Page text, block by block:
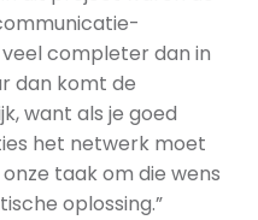
completer dan in
dan komt de
want als je goed
het netwerk moet
taak om die wens
oplossing.”